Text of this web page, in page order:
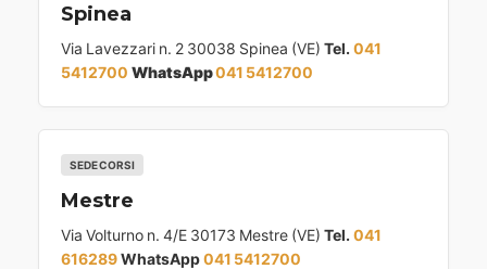
Spinea
Via Lavezzari n. 2 30038 Spinea (VE) Tel. 041
5412700 WhatsApp041 5412700
SEDE CORSI
Mestre
Via Volturno n. 4/E 30173 Mestre (VE) Tel. 041
616289WhatsApp041 5412700